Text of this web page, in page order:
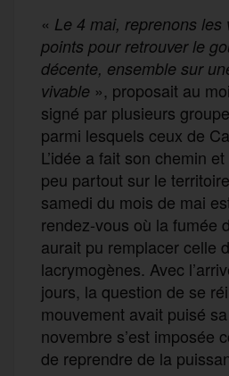
« Le 4 mai, reprenons les
points pour retrouver le
décente, ensemble sur
vivable », proposait au
signé par plusieurs
parmi lesquels ceux de
L’idée a fait son chemin
peu partout sur le
samedi du mois de mai
rendez-vous où la fumée
aurait pu remplacer celle
lacrymogènes. Avec
jours, la question de se
mouvement avait puisé
novembre s’est imposée
de reprendre de la